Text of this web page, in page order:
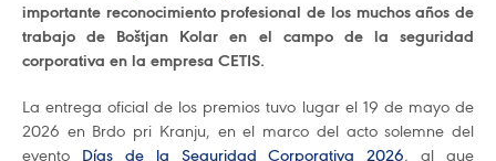
importante reconocimiento profesional de los muchos años de
trabajo de Boštjan Kolar en el campo de la seguridad
corporativa en la empresa CETIS.
La entrega oficial de los premios tuvo lugar el 19 de mayo de
2026 en Brdo pri Kranju, en el marco del acto solemne del
evento Días de la Seguridad Corporativa 2026, al que